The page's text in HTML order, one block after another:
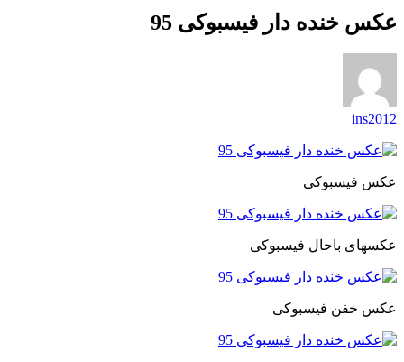
عکس خنده دار فیسبوکی 95
ins2012
عکس فیسبوکی
عکسهای باحال فیسبوکی
عکس خفن فیسبوکی